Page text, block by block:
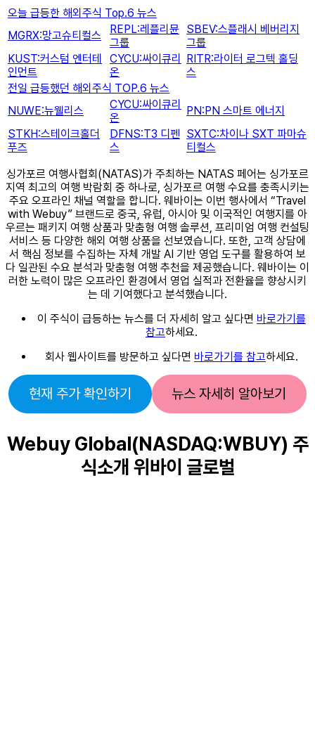
오늘 급등한 해외주식 Top.6 뉴스
MGRX:망고슈티컬스
REPL:레플리뮨
그룹
SBEV:스플래시 베버리지
그룹
KUST:커스텀 엔터테
인먼트
CYCU:싸이큐리
온
RITR:라이터 로그텍 홀딩
스
전일 급등했던 해외주식 TOP.6 뉴스
NUWE:뉴웰리스
CYCU:싸이큐리
온
PN:PN 스마트 에너지
STKH:스테이크홀더
푸즈
DFNS:T3 디펜
스
SXTC:차이나 SXT 파마슈
티컬스
싱가포르 여행사협회(NATAS)가 주최하는 NATAS 페어는 싱가포르
지역 최고의 여행 박람회 중 하나로, 싱가포르 여행 수요를 충족시키는
주요 오프라인 채널 역할을 합니다. 웨바이는 이번 행사에서 “Travel
with Webuy” 브랜드로 중국, 유럽, 아시아 및 이국적인 여행지를 아
우르는 패키지 여행 상품과 맞춤형 여행 솔루션, 프리미엄 여행 컨설팅
서비스 등 다양한 해외 여행 상품을 선보였습니다. 또한, 고객 상담에
서 핵심 정보를 수집하는 자체 개발 AI 기반 영업 도구를 활용하여 보
다 일관된 수요 분석과 맞춤형 여행 추천을 제공했습니다. 웨바이는 이
러한 노력이 많은 오프라인 환경에서 영업 실적과 전환율을 향상시키
는 데 기여했다고 분석했습니다.
이 주식이 급등하는 뉴스를 더 자세히 알고 싶다면 바로가기를
참고하세요.
회사 웹사이트를 방문하고 싶다면 바로가기를 참고하세요.
현재 주가 확인하기 뉴스 자세히 알아보기
Webuy Global(NASDAQ:WBUY) 주
식소개 위바이 글로벌